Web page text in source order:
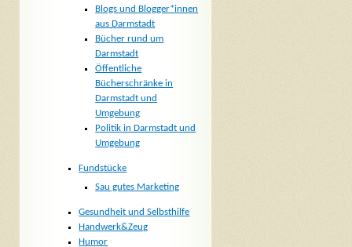
Blogs und Blogger*innen
aus Darmstadt
Bücher rund um
Darmstadt
Öffentliche
Bücherschränke in
Darmstadt und
Umgebung
Politik in Darmstadt und
Umgebung
Fundstücke
Sau gutes Marketing
Gesundheit und Selbsthilfe
Handwerk&Zeug
Humor